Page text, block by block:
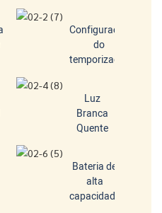
Configuração
do
temporizador
Luz
Branca
Quente
Bateria de
alta
capacidade